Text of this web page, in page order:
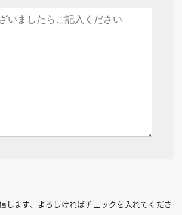
します、よろしければチェックを入れてくださ